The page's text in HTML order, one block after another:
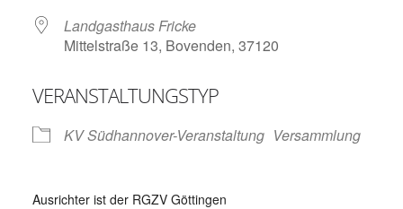
Landgasthaus Fricke
Mittelstraße 13, Bovenden, 37120
VERANSTALTUNGSTYP
KV Südhannover-Veranstaltung Versammlung
Ausrichter ist der RGZV Göttingen